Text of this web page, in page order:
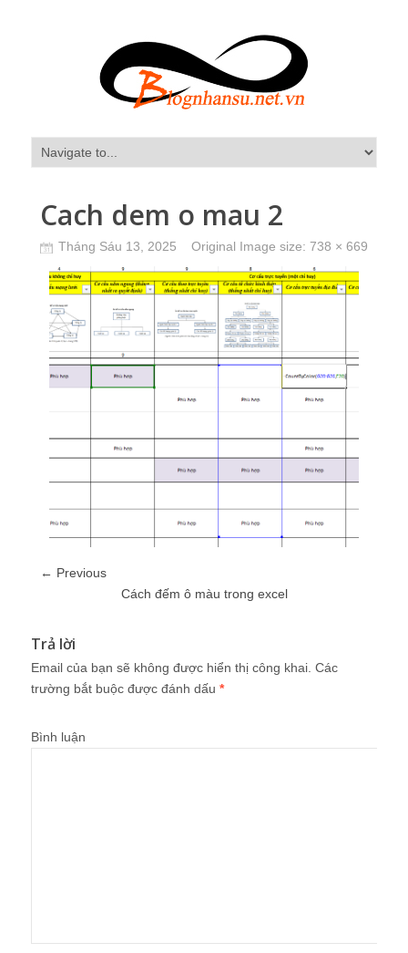
Cach dem o mau 2
Tháng Sáu 13, 2025 Original Image size: 738 × 669
← Previous
Cách đếm ô màu trong excel
Trả lời
Email của bạn sẽ không được hiển thị công khai. Các
trường bắt buộc được đánh dấu *
Bình luận